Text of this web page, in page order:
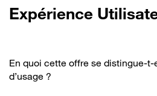
Expérience
En quoi cette offre se distingue-
d’usage ?